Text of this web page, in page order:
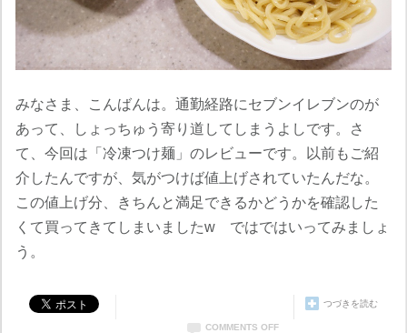
みなさま、こんばんは。通勤経路にセブンイレブンのが
あって、しょっちゅう寄り道してしまうよしです。さ
て、今回は「冷凍つけ麺」のレビューです。以前もご紹
介したんですが、気がつけば値上げされていたんだな。
この値上げ分、きちんと満足できるかどうかを確認した
くて買ってきてしまいましたw ではではいってみましょ
う。
つづきを読む
COMMENTS OFF